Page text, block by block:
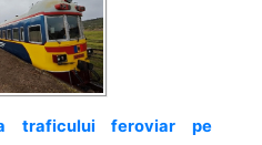
traficului feroviar pe